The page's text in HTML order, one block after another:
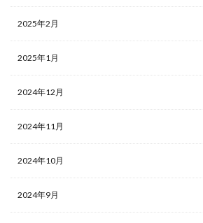
2025年2月
2025年1月
2024年12月
2024年11月
2024年10月
2024年9月